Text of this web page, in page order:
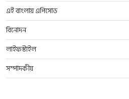
এই বাংলায় এপিসোড
বিনোদন
লাইফস্টাইল
সম্পাদকীয়